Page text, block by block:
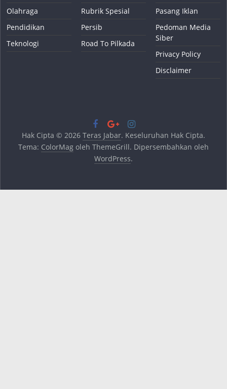
Olahraga
Pendidikan
Teknologi
Rubrik Spesial
Persib
Road To Pilkada
Pasang Iklan
Pedoman Media
Siber
Privacy Policy
Disclaimer
Hak Cipta © 2026 Teras Jabar. Keseluruhan Hak Cipta.
Tema: ColorMagoleh ThemeGrill. Dipersembahkan oleh
WordPress.